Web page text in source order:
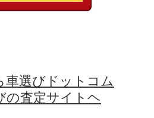
車選びドットコム
の査定サイトヘ